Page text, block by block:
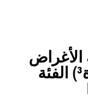
الأغراض
العامة 4,8 م³ (6,25 ياردة³) الفئة